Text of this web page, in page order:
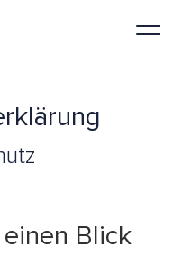
Blick